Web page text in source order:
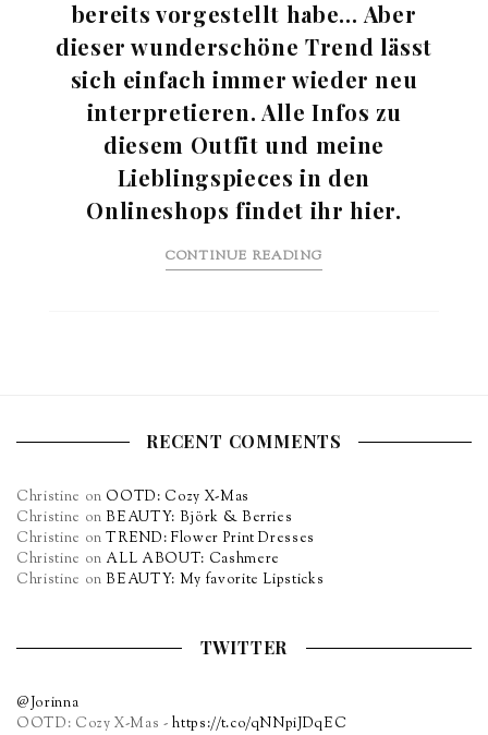
bereits vorgestellt habe… Aber
dieser wunderschöne Trend lässt
sich einfach immer wieder neu
interpretieren. Alle Infos zu
diesem Outfit und meine
Lieblingspieces in den
Onlineshops findet ihr hier.
CONTINUE READING
RECENT COMMENTS
Christine on OOTD: Cozy X-Mas
Christine onBEAUTY: Björk & Berries
Christine onTREND: Flower Print Dresses
Christine on ALL ABOUT: Cashmere
Christine onBEAUTY: My favorite Lipsticks
TWITTER
@Jorinna
OOTD: Cozy X-Mas -https://t.co/qNNpiJDqEC